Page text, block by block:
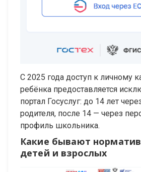
С 2025 года доступ к личному
ребёнка предоставляется
портал Госуслуг: до 14 лет
родителя, после 14 — через
профиль школьника.
Какие бывают
детей и взрослых